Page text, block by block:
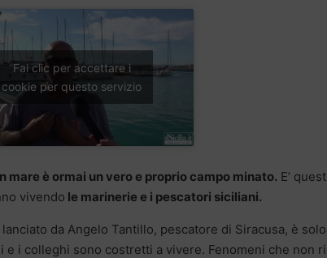
Fai clic per accettare i
cookie per questo servizio
mare è ormai un vero e proprio campo minato. E’
vivendo le marinerie e i pescatori siciliani.
lanciato da Angelo Tantillo, pescatore di Siracusa, è
e i colleghi sono costretti a vivere. Fenomeni che non